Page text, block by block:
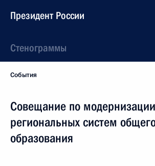
Президент России
Стенограммы
События
Совещание по модернизации
региональных систем
образования